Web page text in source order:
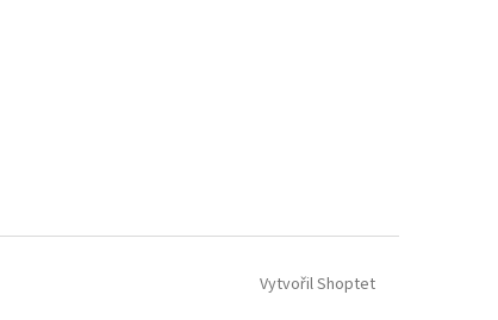
Vytvořil Shoptet